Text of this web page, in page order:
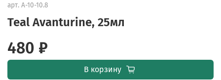
арт. A-10-10.8
Teal Avanturine, 25мл
480 ₽
В корзину